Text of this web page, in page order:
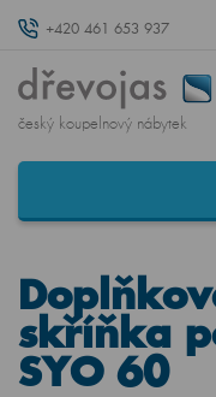
+420 461 653 937
český koupelnový nábytek
skříňka
SYO 60